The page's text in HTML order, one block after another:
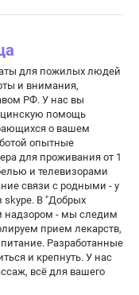
для пожилых людей
и внимания,
РФ. У нас вы
помощь
о вашем
опытные
для проживания от 1
и телевизорами
связи с родными - у
skype. В "Добрых
надзором - мы следим
прием лекарств,
Разработанные
и крепнуть. У нас
всё для вашего